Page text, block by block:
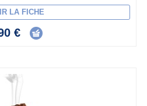
LA FICHE
€